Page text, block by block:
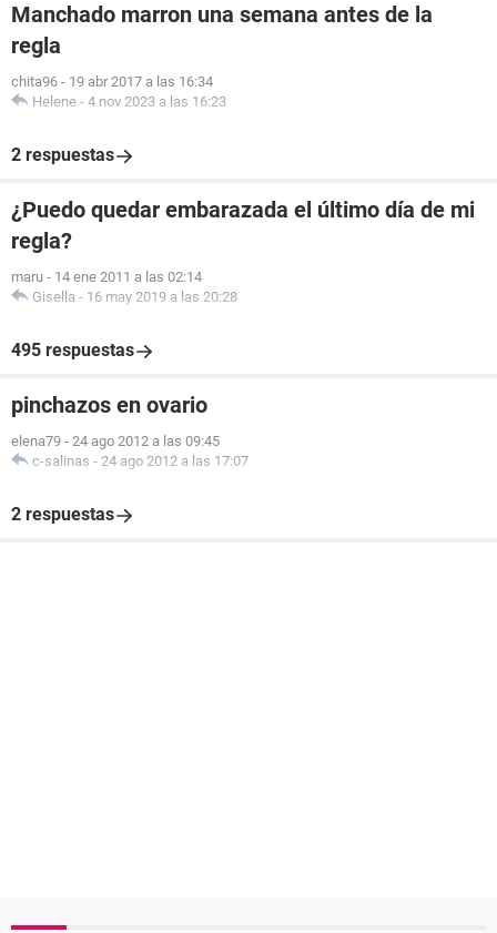
Manchado marron una semana antes de la
regla
chita96 - 19 abr 2017 a las 16:34
Helene - 4 nov 2023 a las 16:23
2 respuestas
¿Puedo quedar embarazada el último día de mi
regla?
maru - 14 ene 2011 a las 02:14
Gisella - 16 may 2019 a las 20:28
495 respuestas
pinchazos en ovario
elena79 - 24 ago 2012 a las 09:45
c-salinas - 24 ago 2012 a las 17:07
2 respuestas